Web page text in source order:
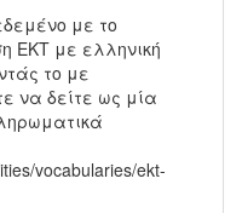
με το
ΕΚΤ με ελληνική
το με
να δείτε ως μία
vocabularies/ekt-